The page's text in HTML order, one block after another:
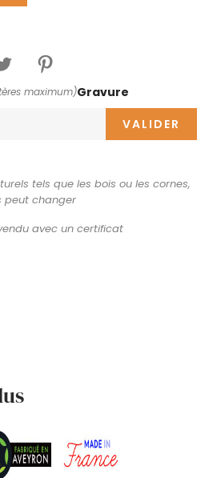
Gravure
maximum)
VALIDER
tels que les bois ou les cornes,
peut changer
avec un certificat